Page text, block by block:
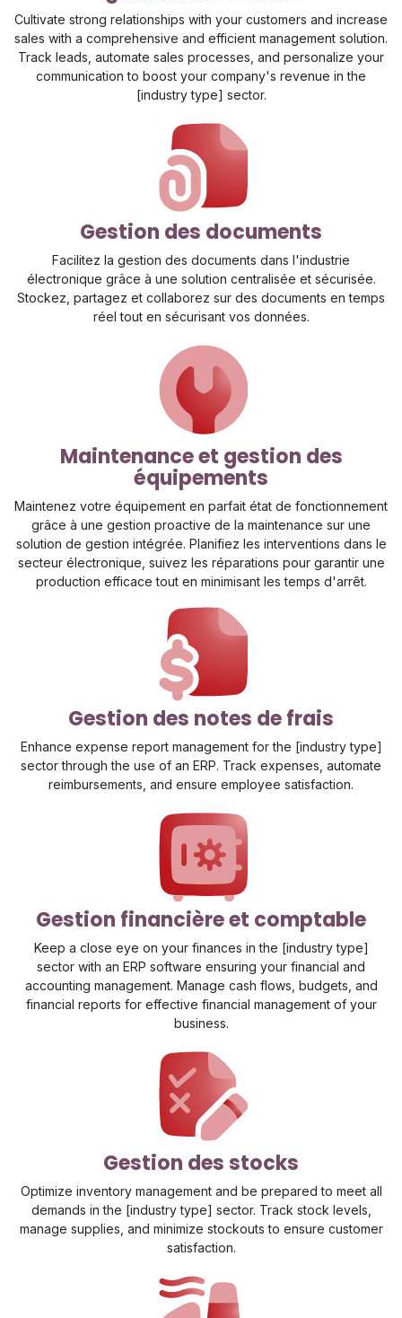
Cultivate strong relationships with your customers and increase
sales with a comprehensive and efficient management solution.
Track leads, automate sales processes, and personalize your
communication to boost your company's revenue in the
[industry type] sector.
Gestion des documents
Facilitez la gestion des documents dans l'industrie
électronique grâce à une solution centralisée et sécurisée.
Stockez, partagez et collaborez sur des documents en temps
réel tout en sécurisant vos données.
Maintenance et gestion des
équipements
Maintenez votre équipement en parfait état de fonctionnement
grâce à une gestion proactive de la maintenance sur une
solution de gestion intégrée. Planifiez les interventions dans le
secteur électronique, suivez les réparations pour garantir une
production efficace tout en minimisant les temps d'arrêt.
Gestion des notes de frais
Enhance expense report management for the [industry type]
sector through the use of an ERP. Track expenses, automate
reimbursements, and ensure employee satisfaction.
Gestion financière et comptable
Keep a close eye on your finances in the [industry type]
sector with an ERP software ensuring your financial and
accounting management. Manage cash flows, budgets, and
financial reports for effective financial management of your
business.
Gestion des stocks
Optimize inventory management and be prepared to meet all
demands in the [industry type] sector. Track stock levels,
manage supplies, and minimize stockouts to ensure customer
satisfaction.